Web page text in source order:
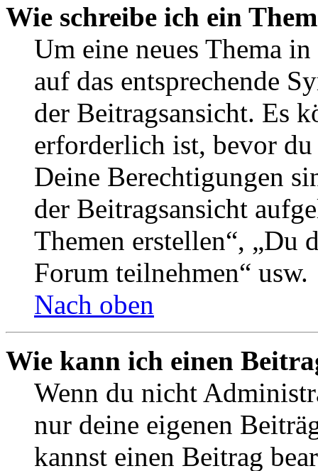
Wie schreibe ich ein
Um eine neues Thema
auf das entsprechende
der Beitragsansicht. Es
erforderlich ist, bevor
Deine Berechtigungen
der Beitragsansicht
Themen erstellen“, „Du
Forum teilnehmen“ usw.
Nach oben
Wie kann ich einen
Wenn du nicht
nur deine eigenen
kannst einen Beitrag